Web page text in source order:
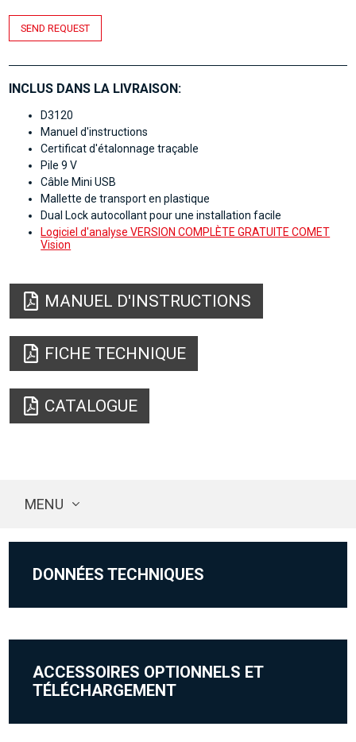
SEND REQUEST
INCLUS DANS LA LIVRAISON:
D3120
Manuel d'instructions
Certificat d'étalonnage traçable
Pile 9 V
Câble Mini USB
Mallette de transport en plastique
Dual Lock autocollant pour une installation facile
Logiciel d'analyse VERSION COMPLÈTE GRATUITE COMET
Vision
MANUEL D'INSTRUCTIONS
FICHE TECHNIQUE
CATALOGUE
MENU
DONNÉES TECHNIQUES
ACCESSOIRES OPTIONNELS ET
TÉLÉCHARGEMENT